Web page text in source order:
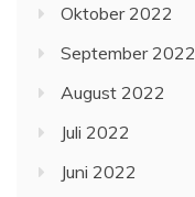
Oktober 2022
September 2022
August 2022
Juli 2022
Juni 2022